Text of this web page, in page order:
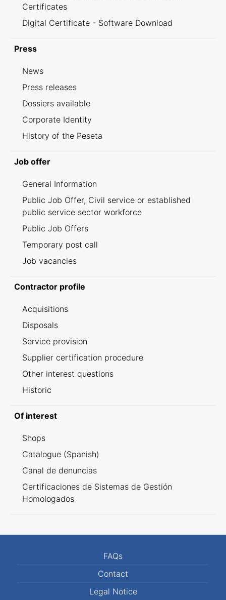
Certificates
Digital Certificate - Software Download
Press
News
Press releases
Dossiers available
Corporate Identity
History of the Peseta
Job offer
General Information
Public Job Offer, Civil service or established
public service sector workforce
Public Job Offers
Temporary post call
Job vacancies
Contractor profile
Acquisitions
Disposals
Service provision
Supplier certification procedure
Other interest questions
Historic
Of interest
Shops
Catalogue (Spanish)
Canal de denuncias
Certificaciones de Sistemas de Gestión
Homologados
FAQs
Contact
Legal Notice